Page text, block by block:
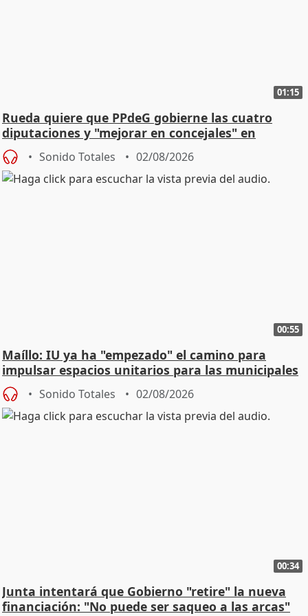
01:15
Rueda quiere que PPdeG gobierne las cuatro
diputaciones y "mejorar en concejales" en
ciudades
Sonido Totales 02/08/2026
00:55
Maíllo: IU ya ha "empezado" el camino para
impulsar espacios unitarios para las municipales
Sonido Totales 02/08/2026
00:34
Junta intentará que Gobierno "retire" la nueva
financiación: "No puede ser saqueo a las arcas"